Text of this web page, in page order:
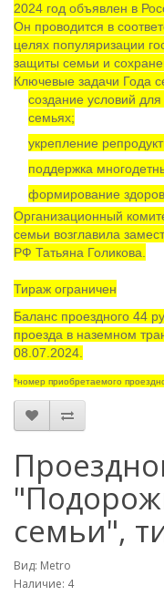
2024 год объявлен в
Он проводится в
целях популяризации
защиты семьи и
Ключевые задачи Года
создание условий
семьях;
укрепление
поддержка
формирование
Организационный
семьи возглавила
РФ Татьяна Голикова.
Тираж ограничен
Баланс проездного 44
проезда в наземном
08.07.2024.
*номер приобретаемого
семьи",
Вид: Metro
Наличие: 4